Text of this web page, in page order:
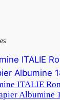
ITALIE
Albumine